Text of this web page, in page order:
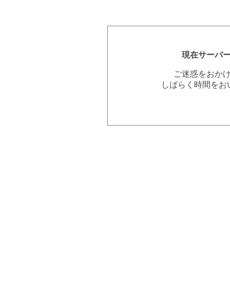
現在サーバ
ご迷惑をおか
しばらく時間を